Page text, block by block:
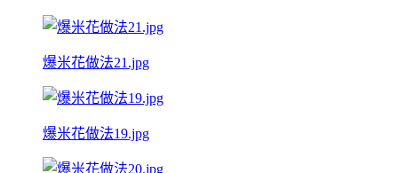
爆米花做法21.jpg
爆米花做法19.jpg